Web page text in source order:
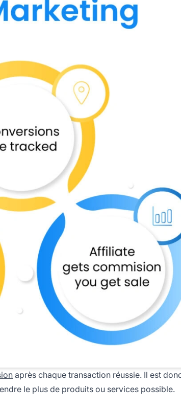
après chaque transaction réussie. Il est
le plus de produits ou services possible.